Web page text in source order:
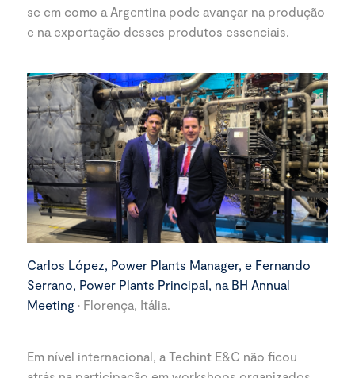
se em como a Argentina pode avançar na produção
e na exportação desses produtos essenciais.
Carlos López, Power Plants Manager, e Fernando
Serrano, Power Plants Principal, na BH Annual
Meeting · Florença, Itália.
Em nível internacional, a Techint E&C não ficou